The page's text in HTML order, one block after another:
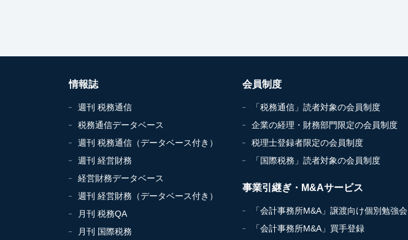
情報誌
週刊 税務通信
税務通信データベース
週刊 税務通信（データベース付き）
週刊 経営財務
経営財務データベース
週刊 経営財務（データベース付き）
月刊 税務QA
月刊 国際税務
会員制度
「税務通信」読者対象の会員制度
企業の経理・財務部門限定の会員制度
税理士登録者限定の会員制度
「国際税務」読者対象の会員制度
事業引継ぎ・M&Aサービス
「会計事務所M&A」譲渡向け個別勉強会
「会計事務所M&A」買手登録